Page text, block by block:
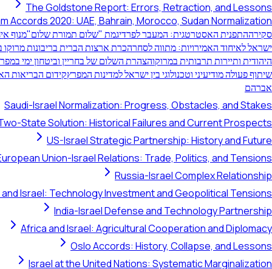
The Goldstone Report: Errors, Retraction, and Lessons
Accords 2020: UAE, Bahrain, Morocco, Sudan Normalization
סקירההתפנית האסטרטגית: המעבר לפרדיגמת "שלום תמורת שלום"מנוף
ישראל לאיחוד האמירויות: מתווה לסחרהכרת ארצות הברית בריבונות
היהודית ותיירות תרבותית במרוקוהצהרת השלום של בחריין וביטחון ימי
שיתוף פעולה מודיעיני וטכנולוגי בין ישראל למדינות המפרץקידום הבריאות
אברהם
Saudi-Israel Normalization: Progress, Obstacles, and Stakes
State Solution: Historical Failures and Current Prospects
US-Israel Strategic Partnership: History and Future
Union-Israel Relations: Trade, Politics, and Tensions
Russia-Israel Complex Relationship
and Israel: Technology Investment and Geopolitical Tensions
India-Israel Defense and Technology Partnership
Africa and Israel: Agricultural Cooperation and Diplomacy
Oslo Accords: History, Collapse, and Lessons
Israel at the United Nations: Systematic Marginalization